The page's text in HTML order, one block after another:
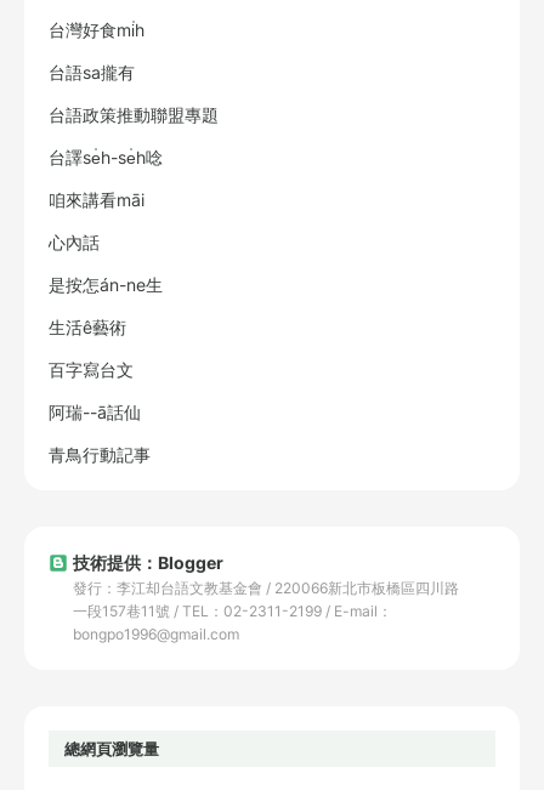
台灣好食mi̍h
台語sa攏有
台語政策推動聯盟專題
台譯se̍h-se̍h唸
咱來講看māi
心內話
是按怎án-ne生
生活ê藝術
百字寫台文
阿瑞--ā話仙
青鳥行動記事
技術提供：Blogger
發行：李江却台語文教基金會 / 220066新北市板橋區四川路
一段157巷11號 / TEL：02-2311-2199 / E-mail：
bongpo1996@gmail.com
總網頁瀏覽量